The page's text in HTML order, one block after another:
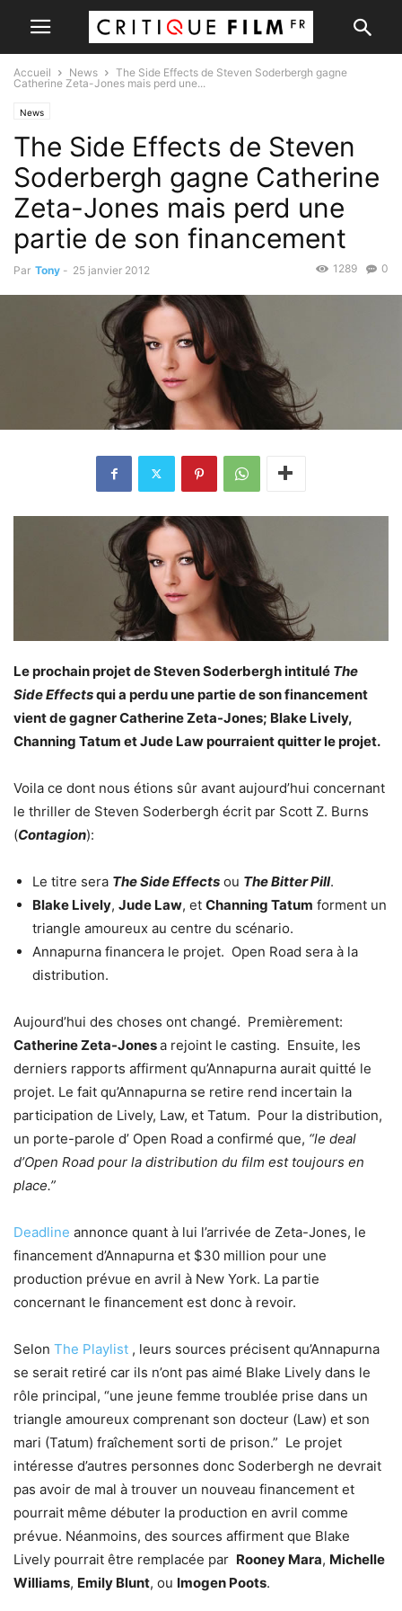
Accueil News
The Side Effects de Steven Soderbergh gagne
Catherine Zeta-Jones mais perd une...
News
The Side Effects de Steven
Soderbergh gagne Catherine
Zeta-Jones mais perd une
partie de son financement
Par Tony - 25 janvier 2012 0
1289
Le prochain projet de Steven Soderbergh intitulé The
Side Effectsqui a perdu une partie de son financement
vient de gagner Catherine Zeta-Jones; Blake Lively,
Channing Tatum et Jude Law pourraient quitter le projet.
Voila ce dont nous étions sûr avant aujourd’hui concernant
le thriller de Steven Soderbergh écrit par Scott Z. Burns
(Contagion):
Le titre sera The Side Effects ou The Bitter Pill.
Blake Lively, Jude Law, et Channing Tatum forment un
triangle amoureux au centre du scénario.
Annapurna financera le projet. Open Road sera à la
distribution.
Aujourd’hui des choses ont changé. Premièrement:
Catherine Zeta-Jonesa rejoint le casting. Ensuite, les
derniers rapports affirment qu’Annapurna aurait quitté le
projet. Le fait qu’Annapurna se retire rend incertain la
participation de Lively, Law, et Tatum. Pour la distribution,
un porte-parole d’ Open Road a confirmé que, “le deal
d’Open Road pour la distribution du film est toujours en
place.”
Deadline annonce quant à lui l’arrivée de Zeta-Jones, le
financement d’Annapurna et $30 million pour une
production prévue en avril à New York. La partie
concernant le financement est donc à revoir.
Selon The Playlist , leurs sources précisent qu’Annapurna
se serait retiré car ils n’ont pas aimé Blake Lively dans le
rôle principal, “une jeune femme troublée prise dans un
triangle amoureux comprenant son docteur (Law) et son
mari (Tatum) fraîchement sorti de prison.” Le projet
intéresse d’autres personnes donc Soderbergh ne devrait
pas avoir de mal à trouver un nouveau financement et
pourrait même débuter la production en avril comme
prévue. Néanmoins, des sources affirment que Blake
Lively pourrait être remplacée par Rooney Mara, Michelle
Williams, Emily Blunt, ou Imogen Poots.